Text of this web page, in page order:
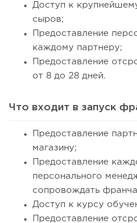
Доступ к
сыров;
Предоставление
каждому партнеру;
Предоставление
от 8 до 28 дней.
Что входит в запуск
Предоставление
магазину;
Предоставление
персонального
сопровождать
Доступ к курсу
Предоставление